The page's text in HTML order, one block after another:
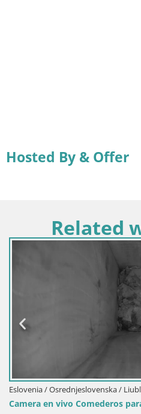
Hosted By & Offer
Related
Eslovenia / Osrednjeslovenska /
Camera en vivo Comederos